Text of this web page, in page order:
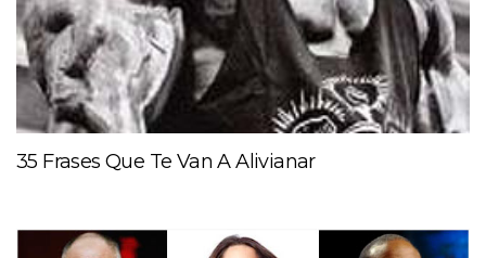
35 Frases Que Te Van A Alivianar